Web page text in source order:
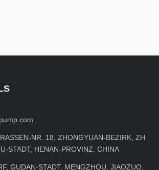
NR. 18, ZHONGYUAN-BEZIRK, ZH
STADT, HENAN-PROVINZ, CHINA
GUDAN-STADT, MENGZHOU, JIAOZUO,